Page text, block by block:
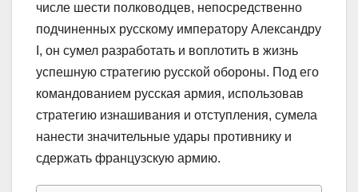
числе шести полководцев, непосредственно
подчиненных русскому императору Александру
I, он сумел разработать и воплотить в жизнь
успешную стратегию русской обороны. Под его
командованием русская армия, использовав
стратегию изнашивания и отступления, сумела
нанести значительные удары противнику и
сдержать французскую армию.